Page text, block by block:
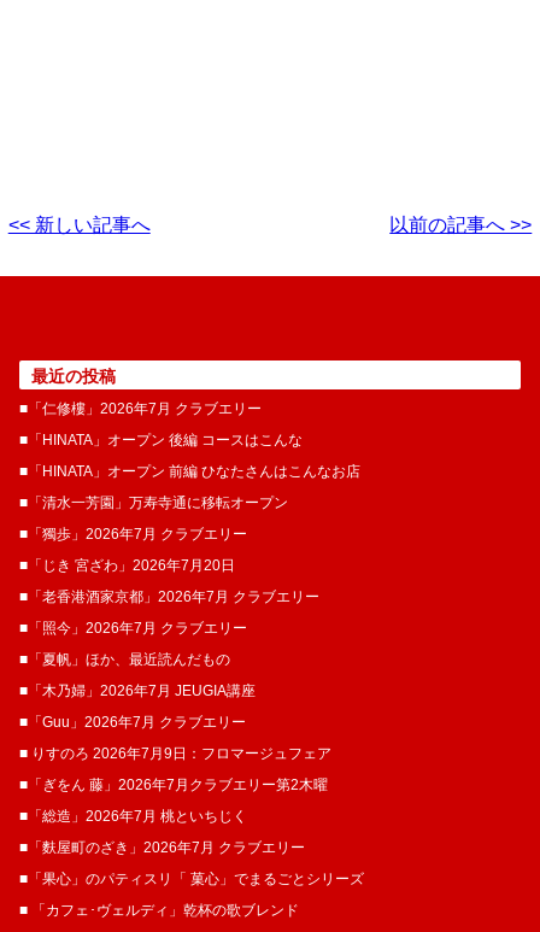
<< 新しい記事へ 以前の記事へ >>
最近の投稿
■「仁修樓」2026年7月 クラブエリー
■「HINATA」オープン 後編 コースはこんな
■「HINATA」オープン 前編 ひなたさんはこんなお店
■「清水一芳園」万寿寺通に移転オープン
■「獨歩」2026年7月 クラブエリー
■「じき 宮ざわ」2026年7月20日
■「老香港酒家京都」2026年7月 クラブエリー
■「照今」2026年7月 クラブエリー
■「夏帆」ほか、最近読んだもの
■「木乃婦」2026年7月 JEUGIA講座
■「Guu」2026年7月 クラブエリー
■ りすのろ 2026年7月9日：フロマージュフェア
■「ぎをん 藤」2026年7月クラブエリー第2木曜
■「総造」2026年7月 桃といちじく
■「麩屋町のざき」2026年7月 クラブエリー
■「果心」のパティスリ「 菓​心」でまるごとシリーズ
■ 「カフェ･ヴェルディ」乾杯の歌ブレンド